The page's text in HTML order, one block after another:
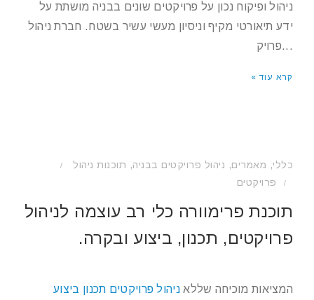
ניהול ופיקוח נכון על פרויקטים שונים בבניה מושתת על
ידע תיאורטי מקיף וניסיון מעשי עשיר בשטח. חברת ניהול
פרויק...
קרא עוד »
/ כללי, מאמרים, ניהול פרויקטים בבניה, תוכנות ניהול
פרויקטים
/
תוכנת פרימוורה כלי רב עוצמה לניהול
פרויקטים, תכנון, ביצוע ובקרה.
המציאות מוכיחה שללא ניהול פרויקטים תכנון ביצוע